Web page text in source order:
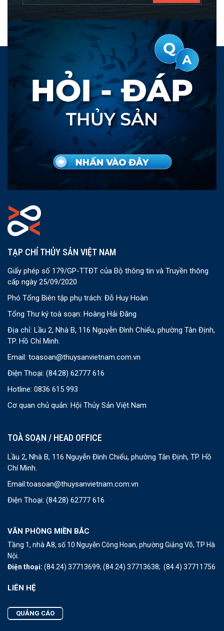
TẠP CHÍ THỦY SẢN VIỆT NAM
Giấy phép số 179/GP-TTĐT của Bộ thông tin và Truyền thông
cấp ngày 25/09/2020
Phó Tổng Biên tập phụ trách: Đỗ Huy Hoàn
Tổng Thư ký toà soạn: Hoàng Hải Đăng
Địa chỉ: Lầu 2, Nhà B, 116 Nguyễn Đình Chiểu, phường Tân Định,
TP. Hồ Chí Minh.
Email: toasoan@thuysanvietnam.com.vn
Điện Thoại: (84.28) 62777 616
Hotline: 0836 615 993
Cơ quan chủ quản: Hội Thủy Sản Việt Nam
TOÀ SOẠN / HEAD OFFICE
Lầu 2, Nhà B, 116 Nguyễn Đình Chiểu, phường Tân Định, TP. Hồ
Chí Minh.
Email:toasoan@thuysanvietnam.com.vn
Điện Thoại: (84.28) 62777 616
VĂN PHÒNG MIỀN BẮC
Tầng 1, nhà A8, số 10 Nguyễn Công Hoan, phường Giảng Võ, TP Hà
Nội.
Điện thoại: (84.24) 37713699; (84.24) 37713638; (84.4) 37711756
LIÊN HỆ
QUẢNG CÁO